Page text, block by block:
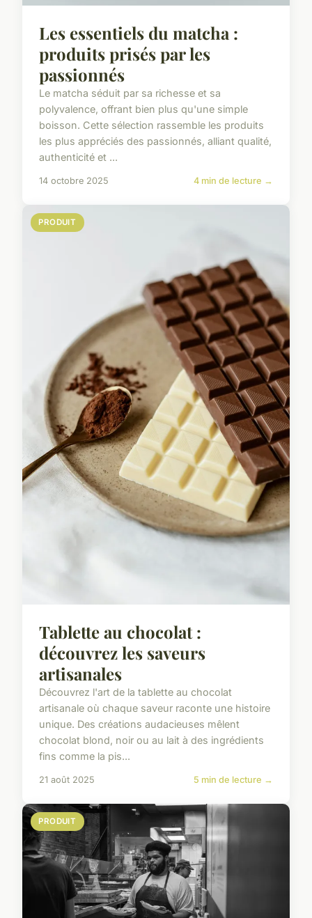
Les essentiels du matcha :
produits prisés par les
passionnés
Le matcha séduit par sa richesse et sa
polyvalence, offrant bien plus qu'une simple
boisson. Cette sélection rassemble les produits
les plus appréciés des passionnés, alliant qualité,
authenticité et ...
14 octobre 2025 4 min de lecture →
PRODUIT
Tablette au chocolat :
découvrez les saveurs
artisanales
Découvrez l'art de la tablette au chocolat
artisanale où chaque saveur raconte une histoire
unique. Des créations audacieuses mêlent
chocolat blond, noir ou au lait à des ingrédients
fins comme la pis...
21 août 2025 5 min de lecture →
PRODUIT